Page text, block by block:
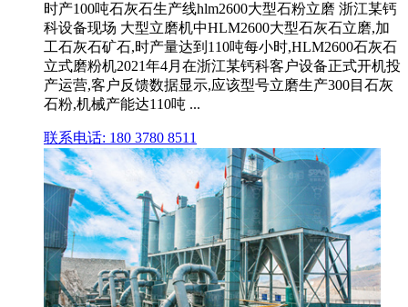
时产100吨石灰石生产线hlm2600大型石粉立磨 浙江某钙
科设备现场 大型立磨机中HLM2600大型石灰石立磨,加
工石灰石矿石,时产量达到110吨每小时,HLM2600石灰石
立式磨粉机2021年4月在浙江某钙科客户设备正式开机投
产运营,客户反馈数据显示,应该型号立磨生产300目石灰
石粉,机械产能达110吨 ...
联系电话: 180 3780 8511